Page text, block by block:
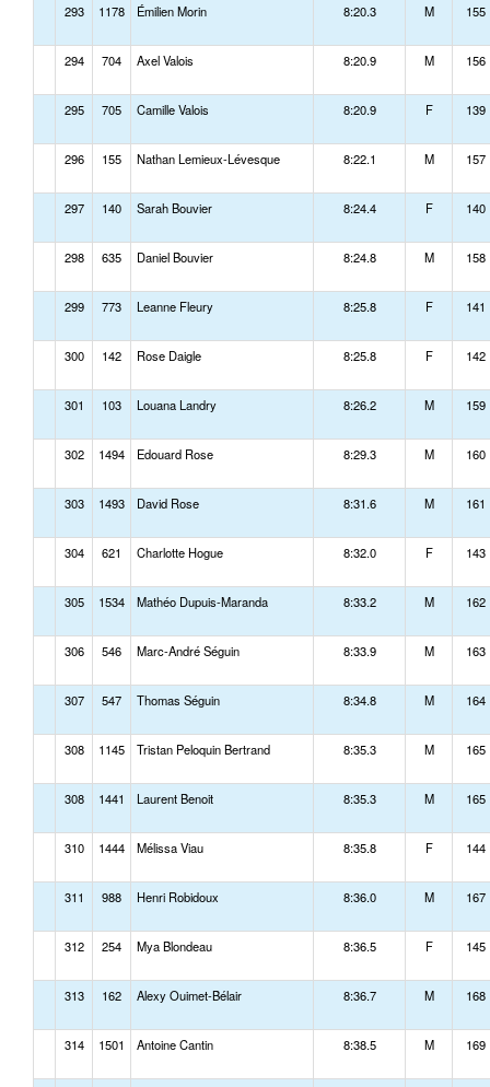
293 1178 Émilien Morin 8:20.3 M 155
294 704 Axel Valois 8:20.9 M 156
295 705 Camille Valois 8:20.9 F 139
296 155 Nathan Lemieux-Lévesque 8:22.1 M 157
297 140 Sarah Bouvier 8:24.4 F 140
298 635 Daniel Bouvier 8:24.8 M 158
299 773 Leanne Fleury 8:25.8 F 141
300 142 Rose Daigle 8:25.8 F 142
301 103 Louana Landry 8:26.2 M 159
302 1494 Edouard Rose 8:29.3 M 160
303 1493 David Rose 8:31.6 M 161
304 621 Charlotte Hogue 8:32.0 F 143
305 1534 Mathéo Dupuis-Maranda 8:33.2 M 162
306 546 Marc-André Séguin 8:33.9 M 163
307 547 Thomas Séguin 8:34.8 M 164
308 1145 Tristan Peloquin Bertrand 8:35.3 M 165
308 1441 Laurent Benoit 8:35.3 M 165
310 1444 Mélissa Viau 8:35.8 F 144
311 988 Henri Robidoux 8:36.0 M 167
312 254 Mya Blondeau 8:36.5 F 145
313 162 Alexy Ouimet-Bélair 8:36.7 M 168
314 1501 Antoine Cantin 8:38.5 M 169